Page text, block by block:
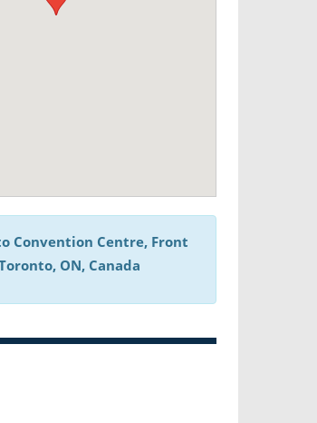
Convention Centre, Front
ON, Canada